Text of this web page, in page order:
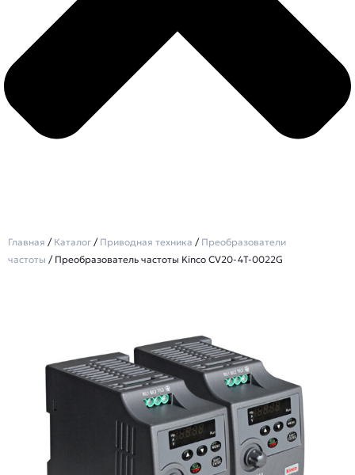
Главная / Каталог / Приводная техника / Преобразователи
частоты / Преобразователь частоты Kinco CV20-4T-0022G